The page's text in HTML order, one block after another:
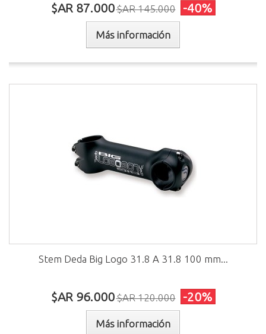
$AR 87.000$AR 145.000 -40%
Más información
Stem Deda Big Logo 31.8 A 31.8 100 mm...
$AR 96.000$AR 120.000 -20%
Más información